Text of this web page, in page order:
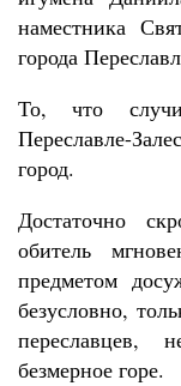
наместника
города
То, что
Переславле-
город.
Достаточно
обитель
предметом
безусловно,
безмерное горе.